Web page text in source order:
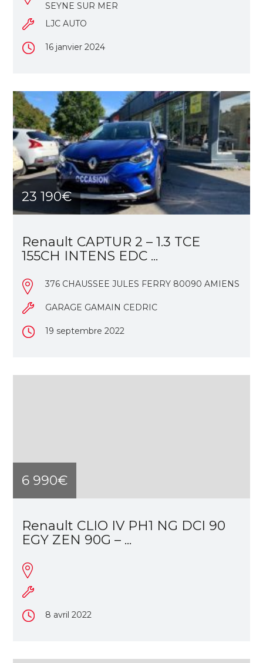
SEYNE SUR MER
LJC AUTO
16 janvier 2024
23 190€
Renault CAPTUR 2 – 1.3 TCE
155CH INTENS EDC ...
376 CHAUSSEE JULES FERRY 80090 AMIENS
GARAGE GAMAIN CEDRIC
19 septembre 2022
6 990€
Renault CLIO IV PH1 NG DCI 90
EGY ZEN 90G – ...
8 avril 2022